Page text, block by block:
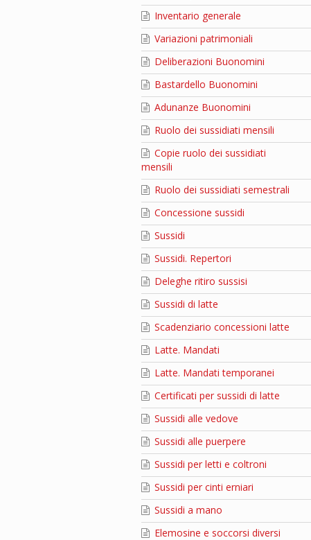
Inventario generale
Variazioni patrimoniali
Deliberazioni Buonomini
Bastardello Buonomini
Adunanze Buonomini
Ruolo dei sussidiati mensili
Copie ruolo dei sussidiati
mensili
Ruolo dei sussidiati semestrali
Concessione sussidi
Sussidi
Sussidi. Repertori
Deleghe ritiro sussisi
Sussidi di latte
Scadenziario concessioni latte
Latte. Mandati
Latte. Mandati temporanei
Certificati per sussidi di latte
Sussidi alle vedove
Sussidi alle puerpere
Sussidi per letti e coltroni
Sussidi per cinti erniari
Sussidi a mano
Elemosine e soccorsi diversi